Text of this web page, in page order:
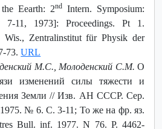
Eearth: 2nd Intern. Symposium:
7-11, 1973]: Proceedings. Pt 1.
Wis., Zentralinstitut für Physik der
73.URL
М.С., Молоденский С.М. О
изменений силы тяжести и
Земли // Изв. АН СССР. Сер.
№ 6. С. 3-11; То же на фр. яз.
Bull. inf. 1977. N 76. P. 4462-